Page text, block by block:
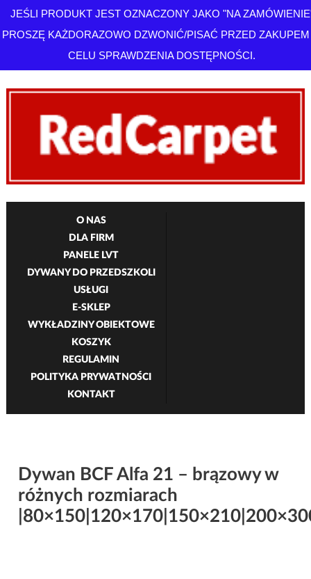
JEŚLI PRODUKT JEST OZNACZONY JAKO "NA
PROSZĘ KAŻDORAZOWO DZWONIĆ/PISAĆ PRZED
CELU SPRAWDZENIA DOSTĘPNOŚCI.
O NAS
DLA FIRM
PANELE LVT
DYWANY DO PRZEDSZKOLI
USŁUGI
E-SKLEP
WYKŁADZINY OBIEKTOWE
KOSZYK
REGULAMIN
POLITYKA PRYWATNOŚCI
KONTAKT
Dywan BCF Alfa 21 – brązowy w
różnych rozmiarach